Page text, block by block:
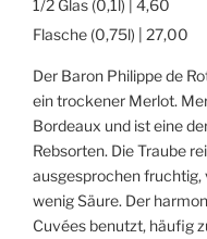
1/2 Glas (0,1l) | 4,60
Flasche (0,75l) | 27,00
Der Baron Philippe de
ein trockener Merlot.
Bordeaux und ist eine
Rebsorten. Die Traube
ausgesprochen fruchtig,
wenig Säure. Der
Cuvées benutzt, häufig